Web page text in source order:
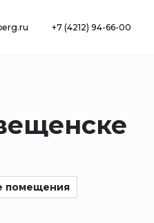
+7 (4212) 94-66-00
помещения